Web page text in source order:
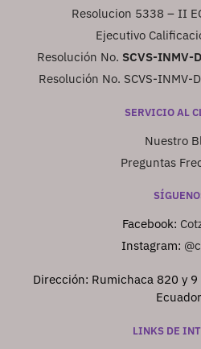
Resolucion 5338 – II
Ejecutivo
Resolución No. SCVS-INMV-
Resolución No. SCVS-
SERVICIO AL
Nuestro
Preguntas
Facebook:
Instagram:
Dirección: Rumichaca 820 y
LINKS DE